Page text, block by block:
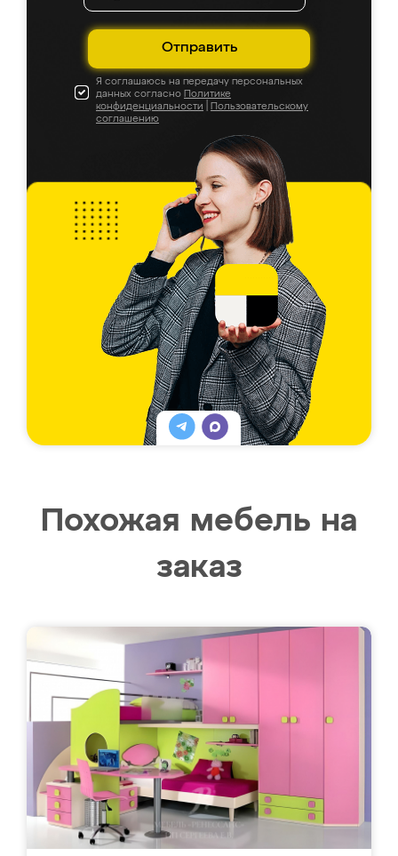
Отправить
Я соглашаюсь на передачу персональных
данных согласно Политике
конфиденциальности
Пользовательскому
соглашению
Похожая мебель на
заказ